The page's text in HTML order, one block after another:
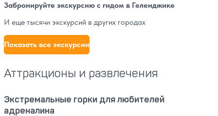
Забронируйте экскурсию с гидом в Геленджике
И еще тысячи экскурсий в других городах
Показать все экскурсии
Аттракционы и развлечения
Экстремальные горки для любителей
адреналина